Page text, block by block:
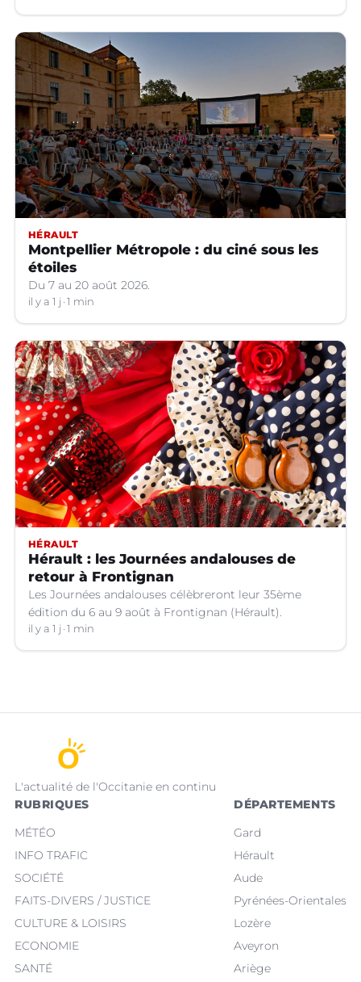
HÉRAULT
Montpellier Métropole : du ciné sous les
étoiles
Du 7 au 20 août 2026.
il y a 1 j 1 min
HÉRAULT
Hérault : les Journées andalouses de
retour à Frontignan
Les Journées andalouses célèbreront leur 35ème
édition du 6 au 9 août à Frontignan (Hérault).
il y a 1 j 1 min
L'actualité de l'Occitanie en continu
RUBRIQUES
MÉTÉO
INFO TRAFIC
SOCIÉTÉ
FAITS-DIVERS / JUSTICE
CULTURE & LOISIRS
ECONOMIE
SANTÉ
DÉPARTEMENTS
Gard
Hérault
Aude
Pyrénées-Orientales
Lozère
Aveyron
Ariège